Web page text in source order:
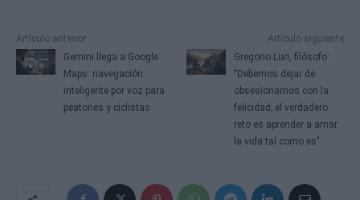
Artículo anterior
Gemini llega a Google
Maps: navegación
inteligente por voz para
peatones y ciclistas
Artículo siguiente
Gregorio Luri, filósofo:
"Debemos dejar de
obsesionarnos con la
felicidad; el verdadero
reto es aprender a amar
la vida tal como es"